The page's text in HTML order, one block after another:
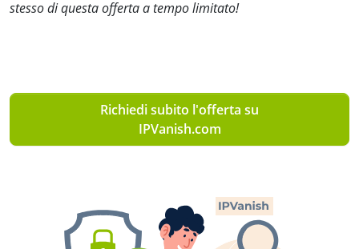
stesso di questa offerta a tempo limitato!
Richiedi subito l'offerta su
IPVanish.com